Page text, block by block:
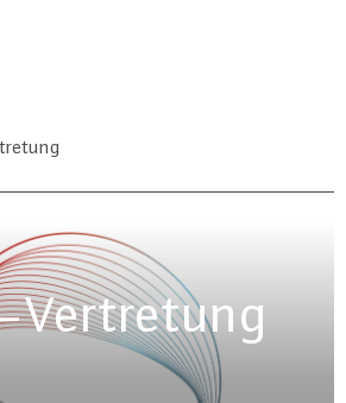
Vertretung